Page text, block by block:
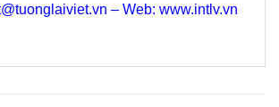
– Web: www.intlv.vn